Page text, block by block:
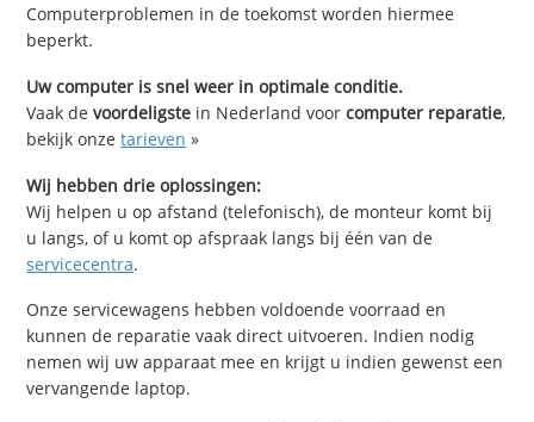
Computerproblemen in de toekomst worden hiermee
beperkt.
Uw computer is snel weer in optimale conditie.
Vaak devoordeligste in Nederland voorcomputer reparatie,
bekijk onzetarieven »
Wij hebben drie oplossingen:
Wij helpen u op afstand (telefonisch), de monteur komt bij
u langs, of u komt op afspraak langs bij één van de
servicecentra.
Onze servicewagens hebben voldoende voorraad en
kunnen de reparatie vaak direct uitvoeren. Indien nodig
nemen wij uw apparaat mee en krijgt u indien gewenst een
vervangende laptop.